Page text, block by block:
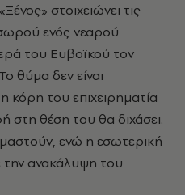
στοιχειώνει τις
ενός νεαρού
του Ευβοϊκού τον
θύµα δεν είναι
κόρη του επιχειρηµατία
θέση του θα διχάσει.
ενώ η εσωτερική
ανακάλυψη του